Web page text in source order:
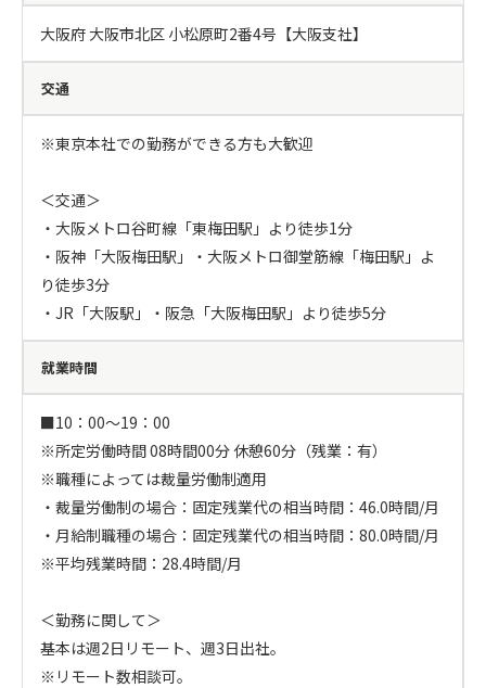
大阪府 大阪市北区 小松原町2番4号【大阪支社】
交通
※東京本社での勤務ができる方も大歓迎
＜交通＞
・大阪メトロ谷町線「東梅田駅」より徒歩1分
・阪神「大阪梅田駅」・大阪メトロ御堂筋線「梅田駅」よ
り徒歩3分
・JR「大阪駅」・阪急「大阪梅田駅」より徒歩5分
就業時間
■10：00～19：00
※所定労働時間 08時間00分 休憩60分（残業：有）
※職種によっては裁量労働制適用
・裁量労働制の場合：固定残業代の相当時間：46.0時間/月
・月給制職種の場合：固定残業代の相当時間：80.0時間/月
※平均残業時間：28.4時間/月
＜勤務に関して＞
基本は週2日リモート、週3日出社。
※リモート数相談可。